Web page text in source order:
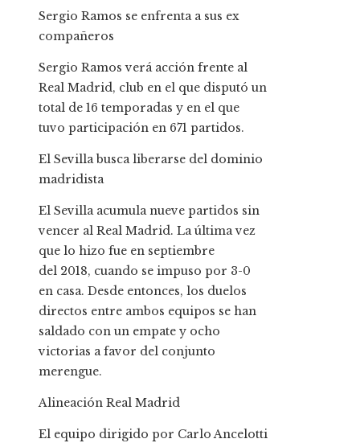
Sergio Ramos se enfrenta a sus ex
compañeros
Sergio Ramos verá acción frente al
Real Madrid, club en el que disputó un
total de 16 temporadas y en el que
tuvo participación en 671 partidos.
El Sevilla busca liberarse del dominio
madridista
El Sevilla acumula nueve partidos sin
vencer al Real Madrid. La última vez
que lo hizo fue en septiembre
del 2018, cuando se impuso por 3-0
en casa. Desde entonces, los duelos
directos entre ambos equipos se han
saldado con un empate y ocho
victorias a favor del conjunto
merengue.
Alineación Real Madrid
El equipo dirigido por Carlo Ancelotti